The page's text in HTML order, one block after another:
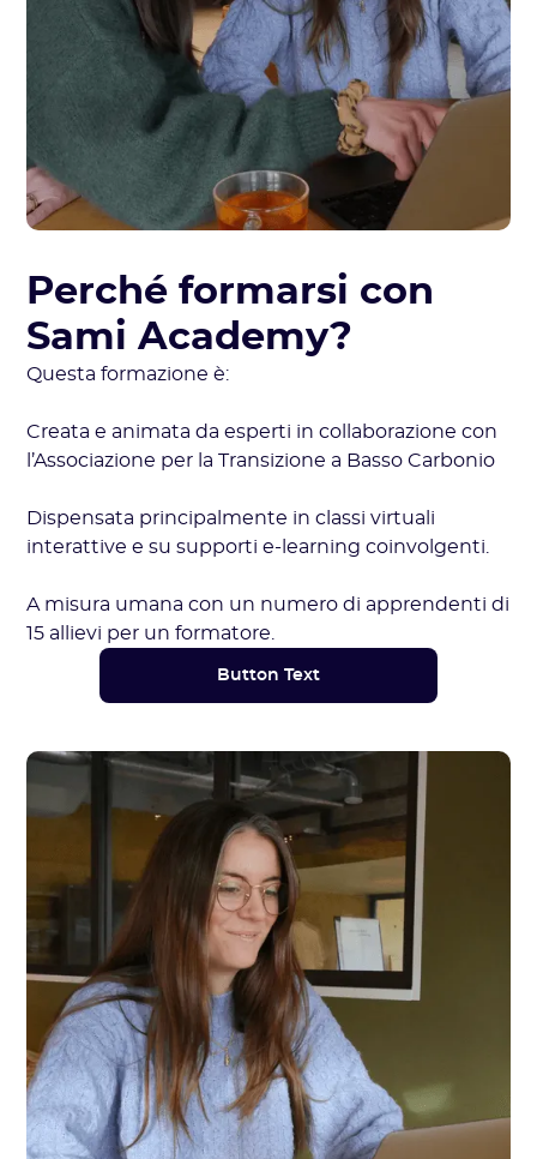
Perché formarsi con
Sami Academy?
Questa formazione è:
Creata e animata da esperti in collaborazione con
l’Associazione per la Transizione a Basso Carbonio
Dispensata principalmente in classi virtuali
interattive e su supporti e-learning coinvolgenti.
A misura umana con un numero di apprendenti di
15 allievi per un formatore.
Button Text